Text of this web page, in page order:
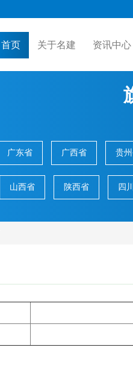
首页(current)关于名建 资讯中心
广东省 广西省 贵
山西省 陕西省 四